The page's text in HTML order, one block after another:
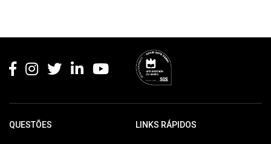
QUESTÕES LINKS RÁPIDOS